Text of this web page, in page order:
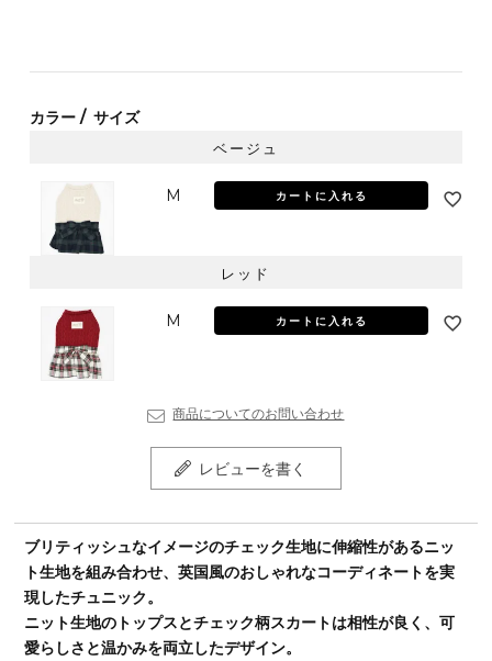
カラー サイズ
ベージュ
M カートに入れる
レッド
M カートに入れる
商品についてのお問い合わせ
レビューを書く
ブリティッシュなイメージのチェック生地に伸縮性があるニッ
ト生地を組み合わせ、英国風のおしゃれなコーディネートを実
現したチュニック。
ニット生地のトップスとチェック柄スカートは相性が良く、可
愛らしさと温かみを両立したデザイン。